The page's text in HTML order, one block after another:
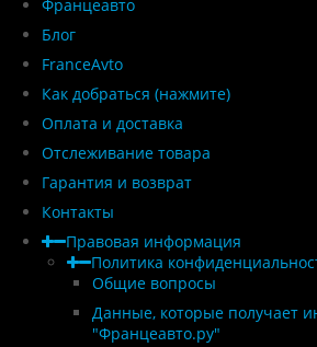
Францеавто
Блог
FranceAvto
Как добраться (нажмите)
Оплата и доставка
Отслеживание товара
Гарантия и возврат
Контакты
Правовая информация
Политика
Общие вопросы
Данные, которые получает
"Францеавто.ру"